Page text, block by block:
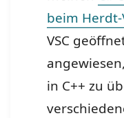
beim
VSC
in C++ zu